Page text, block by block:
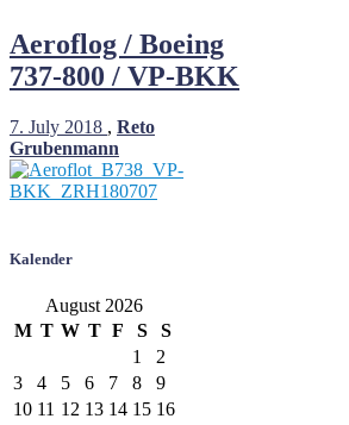
Aeroflog / Boeing
737-800 / VP-BKK
7. July 2018 , Reto
Grubenmann
Kalender
August 2026
M T W T F S
S
1
2
3
4 5 6 7 8
9
10 11 12 13 14 15 16